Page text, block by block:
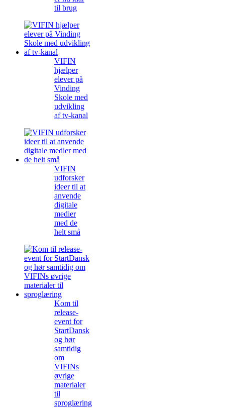
til brug
VIFIN
hjælper
elever på
Vinding
Skole med
udvikling
af tv-kanal
VIFIN
udforsker
ideer til at
anvende
digitale
medier
med de
helt små
Kom til
release-
event for
StartDansk
og hør
samtidig
om
VIFINs
øvrige
materialer
til
sproglæring